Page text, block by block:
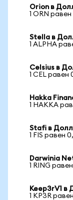
Orion в
1 ORN равен
Stella в
1 ALPHA
Celsius в
1 CEL равен
Hakka
1 HAKKA
Stafi в
1 FIS равен
Darwinia
1 RING
Keep3rV1
1 KP3R